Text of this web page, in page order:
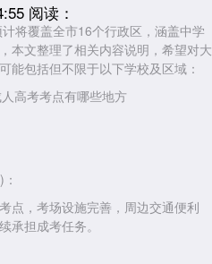
阅读：
将覆盖全市16个行政区，涵盖中学
本文整理了相关内容说明，希望对大
能包括但不限于以下学校及区域：
，考场设施完善，周边交通便利
承担成考任务。